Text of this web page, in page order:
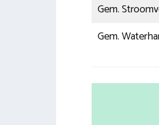
Gem.
Gem.